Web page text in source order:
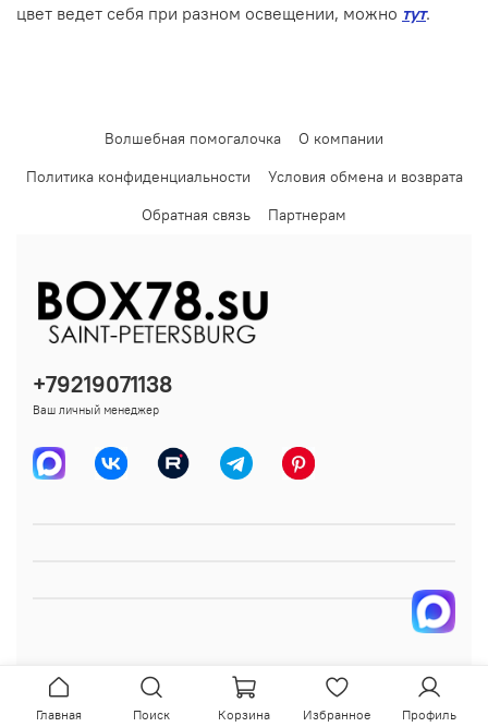
цвет ведет себя при разном освещении, можно тут.
Волшебная помогалочка
О компании
Политика конфиденциальности
Условия обмена и возврата
Обратная связь
Партнерам
+79219071138
Ваш личный менеджер
Главная Поиск Корзина Избранное Профиль